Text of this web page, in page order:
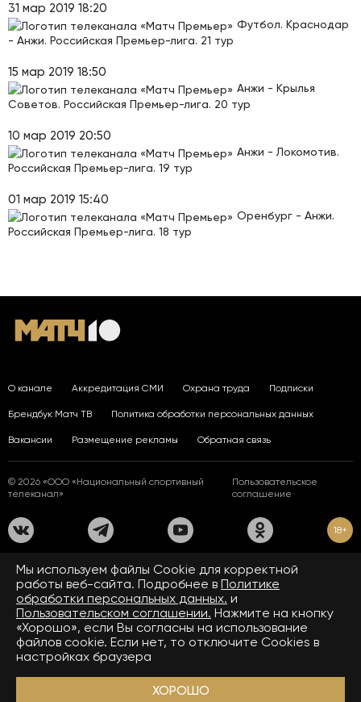
31 мар 2019 18:20
Футбол. Краснодар
- Анжи. Российская Премьер-лига. 21 тур
15 мар 2019 18:50
Анжи - Крылья
Советов. Российская Премьер-лига. 20 тур
10 мар 2019 20:50
Анжи - Локомотив.
Российская Премьер-лига. 19 тур
01 мар 2019 15:40
Оренбург - Анжи.
Российская Премьер-лига. 18 тур
О канале Аккредитация СМИ Охрана труда Подписки
Брендбук Матч ТВ Политика обработки персональных данных
Вакансии Размещение рекламы Обратная связь
© 2026 «ООО «Национальный спортивный
телеканал»
Пользовательское
соглашение
18+
На сайте применяются рекомендательные технологии. Подробнее
Правилах применения рекомендательных технологий.
Средство массовой информации сетевое издание «www.matchtv.ru»
зарегистрировано Федеральной службой по надзору в сфере связи,
информационных технологий и массовых коммуникаций (Роскомнадзор).
Свидетельство о регистрации средства массовой информации ЭЛ № ФС 77 - 72390
от 28.02.2018. Название — www.matchtv.ru.
Учредитель (соучредители) СМИ сетевого издания «www.matchtv.ru»: ООО
«Национальный спортивный телеканал», главный редактор СМИ сетевого издания
сетевого издания «www.matchtv.ru»:matchtv@matchtv.ru
Мы используем файлы Сookie для корректной
работы веб-сайта. Подробнее в Политике
обработки персональных данных. и
Пользовательском соглашении. Нажмите на кнопку
«Хорошо», если Вы согласны на использование
файлов cookie. Если нет, то отключите Cookies в
настройках браузера
ХОРОШО